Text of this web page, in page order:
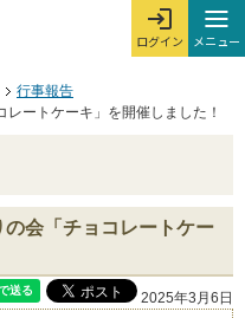
ログイン
ログインを開
メニュー
メ
行事報告
ートケーキ」を開催しました！
会「チョコレートケー
2025年3月6日